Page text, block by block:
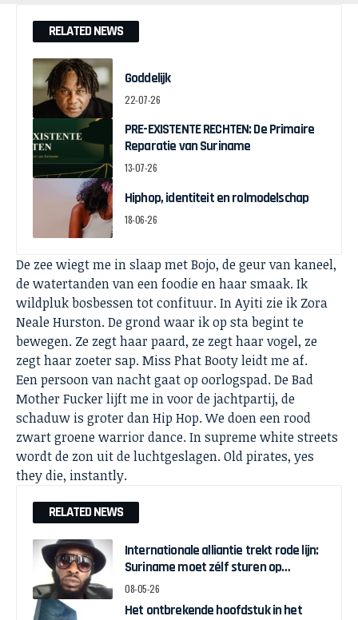
RELATED NEWS
Goddelijk
22-07-26
PRE-EXISTENTE RECHTEN: De Primaire
Reparatie van Suriname
13-07-26
Hiphop, identiteit en rolmodelschap
18-06-26
De zee wiegt me in slaap met Bojo, de geur van kaneel,
de watertanden van een foodie en haar smaak. Ik
wildpluk bosbessen tot confituur. In Ayiti zie ik Zora
Neale Hurston. De grond waar ik op sta begint te
bewegen. Ze zegt haar paard, ze zegt haar vogel, ze
zegt haar zoeter sap. Miss Phat Booty leidt me af.
Een persoon van nacht gaat op oorlogspad. De Bad
Mother Fucker lijft me in voor de jachtpartij, de
schaduw is groter dan Hip Hop. We doen een rood
zwart groene warrior dance. In supreme white streets
wordt de zon uit de luchtgeslagen. Old pirates, yes
they die, instantly.
RELATED NEWS
Internationale alliantie trekt rode lijn:
Suriname moet zélf sturen op
herstelgelden
08-05-26
Het ontbrekende hoofdstuk in het